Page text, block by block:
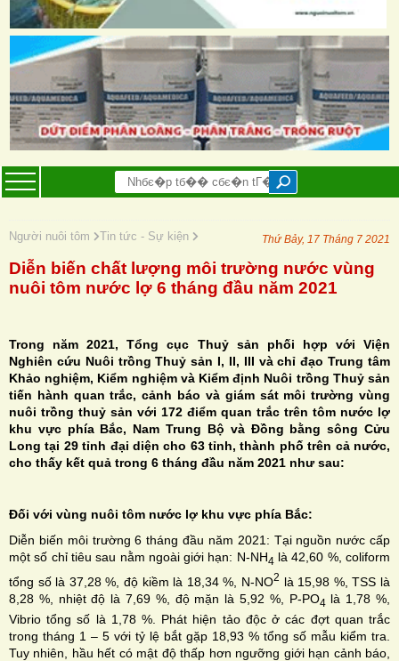
Người nuôi tôm Tin tức - Sự kiện Thứ Bảy, 17 Tháng 7 2021
Diễn biến chất lượng môi trường nước vùng
nuôi tôm nước lợ 6 tháng đầu năm 2021
Trong năm 2021, Tổng cục Thuỷ sản phối hợp với Viện
Nghiên cứu Nuôi trồng Thuỷ sản I, II, III và chỉ đạo Trung tâm
Khảo nghiệm, Kiểm nghiệm và Kiểm định Nuôi trồng Thuỷ sản
tiến hành quan trắc, cảnh báo và giám sát môi trường vùng
nuôi trồng thuỷ sản với 172 điểm quan trắc trên tôm nước lợ
khu vực phía Bắc, Nam Trung Bộ và Đồng bằng sông Cửu
Long tại 29 tỉnh đại diện cho 63 tỉnh, thành phố trên cả nước,
cho thấy kết quả trong 6 tháng đầu năm 2021 như sau:
Đối với vùng nuôi tôm nước lợ khu vực phía Bắc:
Diễn biến môi trường 6 tháng đầu năm 2021: Tại nguồn nước cấp
một số chỉ tiêu sau nằm ngoài giới hạn: N-NH4 là 42,60 %, coliform
tổng số là 37,28 %, độ kiềm là 18,34 %, N-NO2 là 15,98 %, TSS là
8,28 %, nhiệt độ là 7,69 %, độ mặn là 5,92 %, P-PO4 là 1,78 %,
Vibrio tổng số là 1,78 %. Phát hiện tảo độc ở các đợt quan trắc
trong tháng 1 – 5 với tỷ lệ bắt gặp 18,93 % tổng số mẫu kiểm tra.
Tuy nhiên, hầu hết có mật độ thấp hơn ngưỡng giới hạn cảnh báo,